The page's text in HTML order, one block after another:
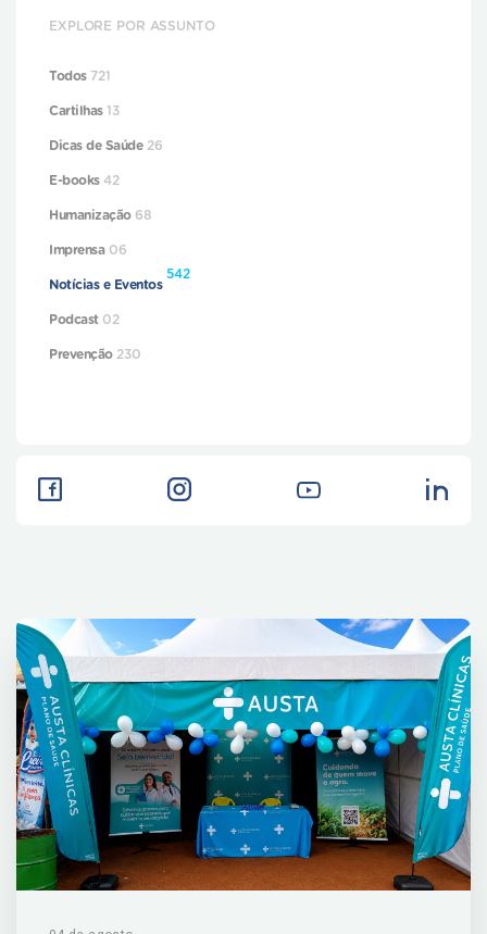
EXPLORE POR ASSUNTO
Todos 721
Cartilhas13
Dicas de Saúde 26
E-books 42
Humanização 68
Imprensa 06
Notícias e Eventos
542
Podcast 02
Prevenção 230